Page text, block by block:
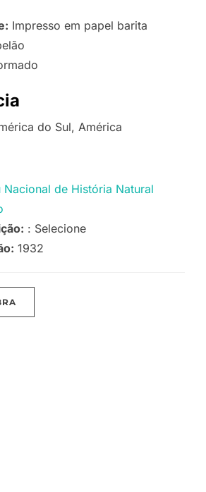
Impresso em papel barita
do Sul, América
Nacional de História Natural
: Selecione
1932